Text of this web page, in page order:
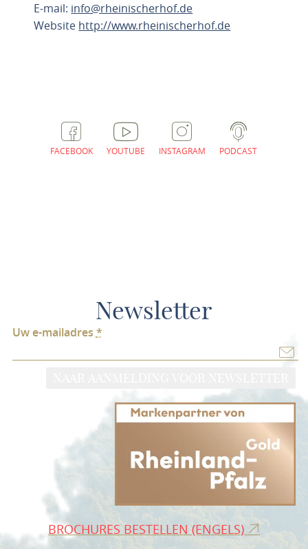
E-mail: info@rheinischerhof.de
Website http://www.rheinischerhof.de
FACEBOOK YOUTUBE INSTAGRAM PODCAST
Newsletter
Uw e-mailadres *
BROCHURES BESTELLEN (ENGELS)